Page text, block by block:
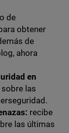
de
obtener
de
ahora
en
las
recibe
las últimas